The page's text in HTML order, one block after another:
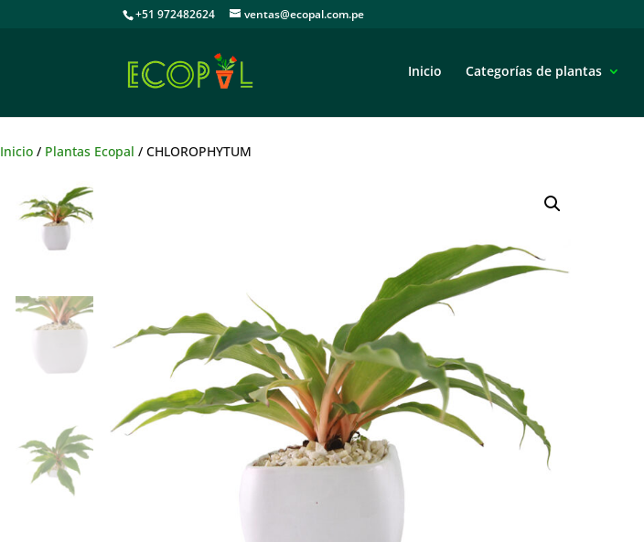
+51 972482624 ventas@ecopal.com.pe
Inicio Categorías de plantas
Inicio / Plantas Ecopal / CHLOROPHYTUM